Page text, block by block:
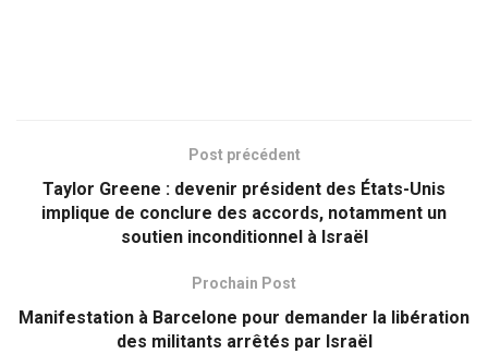
Post précédent
Taylor Greene : devenir président des États-Unis
implique de conclure des accords, notamment un
soutien inconditionnel à Israël
Prochain Post
Manifestation à Barcelone pour demander la libération
des militants arrêtés par Israël